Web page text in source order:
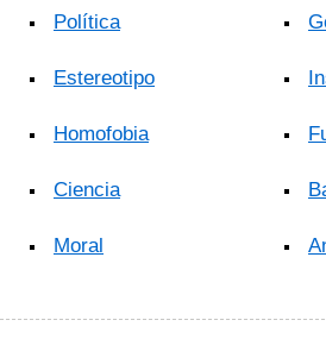
Política
Estereotipo
Homofobia
Ciencia
Moral